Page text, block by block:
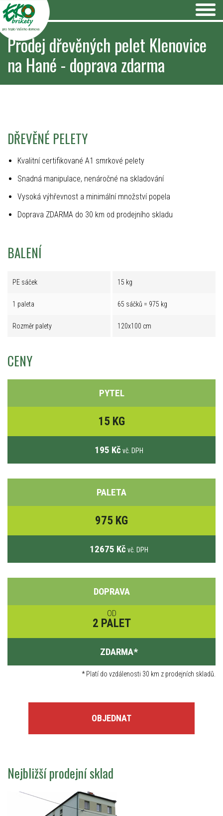
pro teplo Vašeho domova
Prodej dřevěných pelet Klenovice
na Hané - doprava zdarma
DŘEVĚNÉ PELETY
Kvalitní certifikované A1 smrkové pelety
Snadná manipulace, nenáročné na skladování
Vysoká výhřevnost a minimální množství popela
Doprava ZDARMA do 30 km od prodejního skladu
BALENÍ
PE sáček 15 kg
1 paleta 65 sáčků = 975 kg
Rozměr palety 120x100 cm
CENY
PYTEL
15 KG
195 Kč vč. DPH
PALETA
975 KG
12675 Kč vč. DPH
DOPRAVA
OD
2 PALET
ZDARMA*
*Platí do vzdálenosti 30 km z prodejních skladů.
OBJEDNAT
Nejbližší prodejní sklad